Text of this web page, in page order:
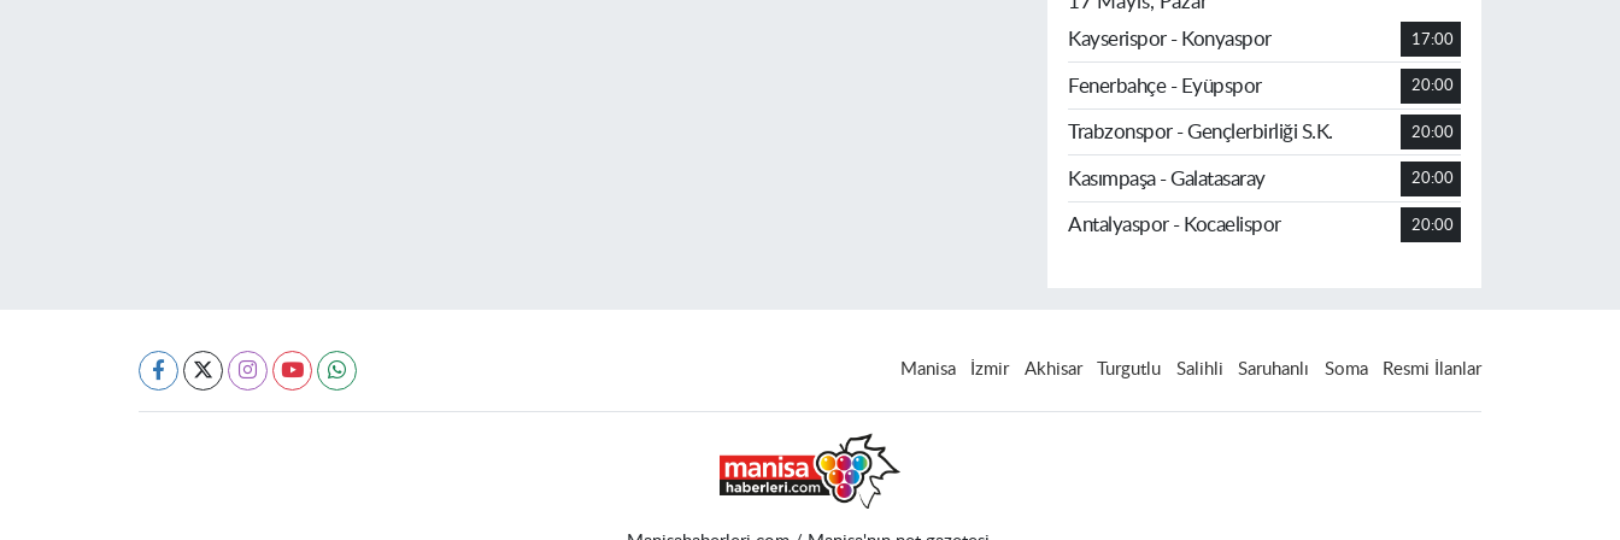
Kayserispor - Konyaspor
17:00
Fenerbahçe - Eyüpspor 20:00
Trabzonspor - Gençlerbirliği S.K. 20:00
Kasımpaşa - Galatasaray 20:00
Antalyaspor - Kocaelispor 20:00
Manisa İzmir Akhisar Turgutlu Salihli Saruhanlı Soma Resmi İlanlar